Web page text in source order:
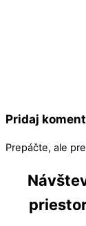
Pridaj
Prepáčte, ale